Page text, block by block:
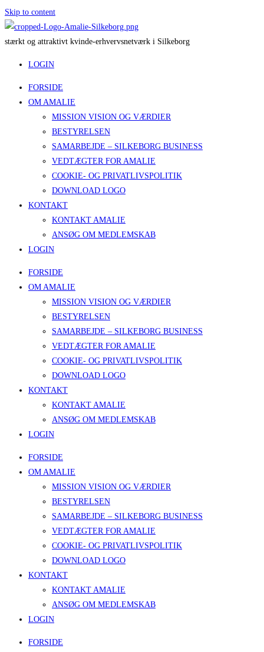
Skip to content
stærkt og attraktivt kvinde-erhvervsnetværk i Silkeborg
LOGIN
FORSIDE
OM AMALIE
MISSION VISION OG VÆRDIER
BESTYRELSEN
SAMARBEJDE – SILKEBORG BUSINESS
VEDTÆGTER FOR AMALIE
COOKIE- OG PRIVATLIVSPOLITIK
DOWNLOAD LOGO
KONTAKT
KONTAKT AMALIE
ANSØG OM MEDLEMSKAB
LOGIN
FORSIDE
OM AMALIE
MISSION VISION OG VÆRDIER
BESTYRELSEN
SAMARBEJDE – SILKEBORG BUSINESS
VEDTÆGTER FOR AMALIE
COOKIE- OG PRIVATLIVSPOLITIK
DOWNLOAD LOGO
KONTAKT
KONTAKT AMALIE
ANSØG OM MEDLEMSKAB
LOGIN
FORSIDE
OM AMALIE
MISSION VISION OG VÆRDIER
BESTYRELSEN
SAMARBEJDE – SILKEBORG BUSINESS
VEDTÆGTER FOR AMALIE
COOKIE- OG PRIVATLIVSPOLITIK
DOWNLOAD LOGO
KONTAKT
KONTAKT AMALIE
ANSØG OM MEDLEMSKAB
LOGIN
FORSIDE